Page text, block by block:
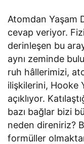
Atomdan Yaşam
cevap veriyor.
derinleşen bu
aynı zeminde
ruh hâllerimizi,
ilişkilerini, Hooke
açıklıyor.
bazı bağlar bizi
neden direniriz?
formüller